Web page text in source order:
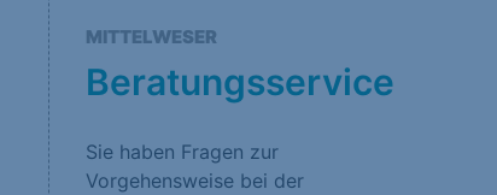
MITTELWESER
Beratungsservice
Sie haben Fragen zur
Vorgehensweise bei der
Impressum